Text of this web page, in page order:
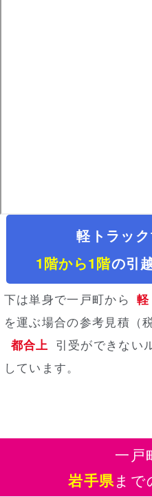
軽トラッ
1階から1階の引
下は単身で一戸町から
を運ぶ場合の参考見積（
都合上 引受ができない
しています。
一戸
岩手県まで